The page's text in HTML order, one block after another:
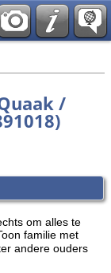
/
om alles te
familie met
andere ouders